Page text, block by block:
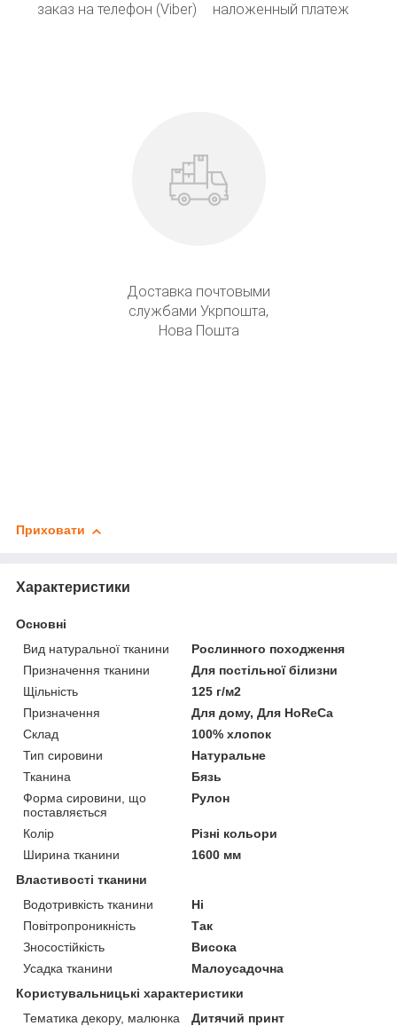
заказ на телефон (Viber)
наложенный платеж
Доставка почтовыми
службами Укрпошта,
Нова Пошта
Приховати
Характеристики
Основні
Вид натуральної тканини
Рослинного походження
Призначення тканини
Для постільної білизни
Щільність
125 г/м2
Призначення
Для дому, Для HoReCa
Склад
100% хлопок
Тип сировини
Натуральне
Тканина
Бязь
Форма сировини, що
поставляється
Рулон
Колір
Різні кольори
Ширина тканини
1600 мм
Властивості тканини
Водотривкість тканини
Ні
Повітропроникність
Так
Зносостійкість
Висока
Усадка тканини
Малоусадочна
Користувальницькі характеристики
Тематика декору, малюнка
Дитячий принт